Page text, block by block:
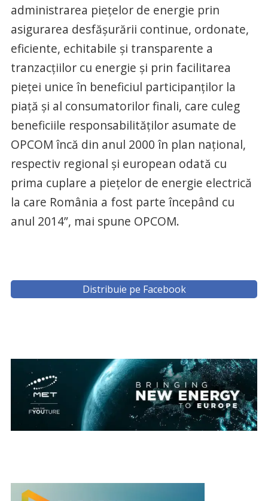
administrarea pieţelor de energie prin
asigurarea desfăşurării continue, ordonate,
eficiente, echitabile şi transparente a
tranzacţiilor cu energie și prin facilitarea
pieței unice în beneficiul participanților la
piață și al consumatorilor finali, care culeg
beneficiile responsabilităților asumate de
OPCOM încă din anul 2000 în plan național,
respectiv regional și european odată cu
prima cuplare a piețelor de energie electrică
la care România a fost parte începând cu
anul 2014”, mai spune OPCOM.
Distribuie pe Facebook